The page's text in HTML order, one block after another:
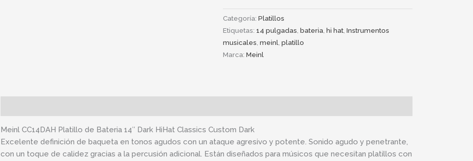
Categoría:Platillos
Etiquetas:14 pulgadas,bateria,hi hat,Instrumentos
musicales,meinl,platillo
Marca:Meinl
Meinl CC14DAH Platillo de Bateria 14″ Dark HiHat Classics Custom Dark
Excelente definición de baqueta en tonos agudos con un ataque agresivo y potente. Sonido agudo y penetrante,
con un toque de calidez gracias a la percusión adicional. Están diseñados para músicos que necesitan platillos con